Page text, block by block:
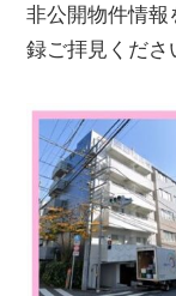
非公開物件情報
録ご拝見くださ